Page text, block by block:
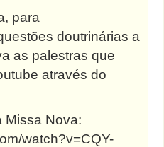
para
doutrinárias a
as palestras que
através do
Missa Nova:
watch?v=CQY-